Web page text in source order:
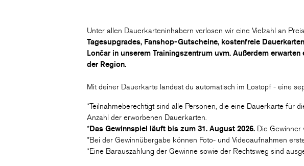
Unter allen Dauerkarteninhabern verlosen wir eine Vielzahl an
Tagesupgrades, Fanshop-Gutscheine, kostenfreie
Lončar in unserem Trainingszentrum uvm. Außerdem
der Region.
Mit deiner Dauerkarte landest du automatisch im Lostopf - eine
*Teilnahmeberechtigt sind alle Personen, die eine Dauerkarte
Anzahl der erworbenen Dauerkarten.
*Das Gewinnspiel läuft bis zum 31. August 2026. Die Gewinner
*Bei der Gewinnübergabe können Foto- und Videoaufnahmen
*Eine Barauszahlung der Gewinne sowie der Rechtsweg sind